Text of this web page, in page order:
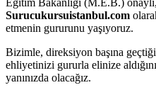
En
İyi
Ehliyet
Surucukursuistanbul.com
etmenin gururunu yaşıyoruz.
Bizimle, direksiyon başına
ehliyetinizi gururla elinize
yanınızda olacağız.